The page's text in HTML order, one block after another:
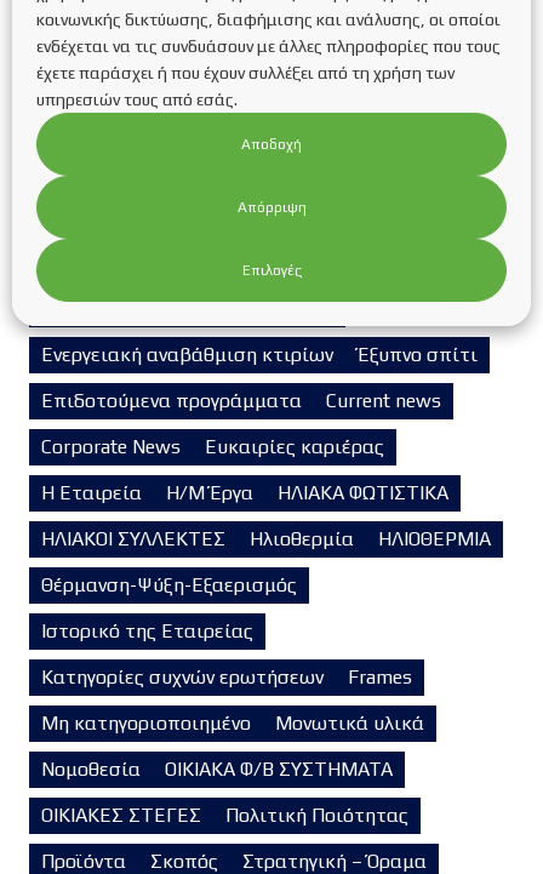
Autonomous photovoltaic systems
ΒΑΣΕΙΣ ΣΤΗΡΙΞΗΣ ΦΩΤΟΒΟΛΤΑΪΚΩΝ ΠΑΝΕΛ
Βιομάζα
ΓΕΩΘΕΡΜΙΑ
ΔΙΑΣΥΝΔΕΔΕΜΕΝΑ Φ/Β ΣΥΣΤΗΜΑΤΑ
Διασυνδεδεμένα φωτοβολταϊκά συστήματα
Ενεργειακή αναβάθμιση κτιρίων
Ενεργειακή αναβάθμιση κτιρίων
Έξυπνο σπίτι
Επιδοτούμενα προγράμματα
Current news
Corporate News
Ευκαιρίες καριέρας
Η Εταιρεία
Η/Μ Έργα
ΗΛΙΑΚΑ ΦΩΤΙΣΤΙΚΑ
ΗΛΙΑΚΟΙ ΣΥΛΛΕΚΤΕΣ
Ηλιοθερμία
ΗΛΙΟΘΕΡΜΙΑ
Θέρμανση-Ψύξη-Εξαερισμός
Ιστορικό της Εταιρείας
Κατηγορίες συχνών ερωτήσεων
Frames
Μη κατηγοριοποιημένο
Μονωτικά υλικά
Νομοθεσία
ΟΙΚΙΑΚΑ Φ/Β ΣΥΣΤΗΜΑΤΑ
ΟΙΚΙΑΚΕΣ ΣΤΕΓΕΣ
Πολιτική Ποιότητας
Προϊόντα
Σκοπός
Στρατηγική – Όραμα
κοινωνικής δικτύωσης, διαφήμισης και ανάλυσης, οι οποίοι
ενδέχεται να τις συνδυάσουν με άλλες πληροφορίες που τους
έχετε παράσχει ή που έχουν συλλέξει από τη χρήση των
υπηρεσιών τους από εσάς.
Αποδοχή
Απόρριψη
Επιλογές